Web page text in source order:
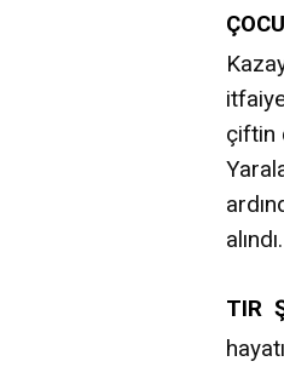
çiftin
alındı.
TIR